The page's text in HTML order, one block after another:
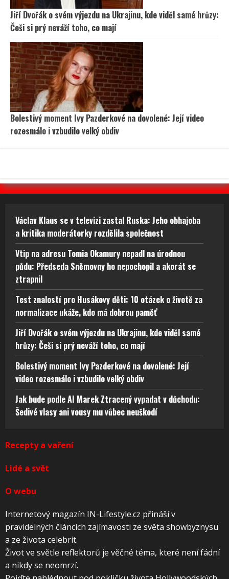
Jiří Dvořák o svém výjezdu na Ukrajinu, kde viděl samé hrůzy:
Češi si prý neváží toho, co mají
Bolestivý moment Ivy Pazderkové na dovolené: Její video
rozesmálo i vzbudilo velký obdiv
Václav Klaus se v televizi zastal Ruska: Jeho obhajoba
a kritika moderátorky rozdělila společnost
Vtip na adresu Tomia Okamury nepadl na úrodnou
půdu: Předseda Sněmovny ho nepochopil a akorát se
ztrapnil
Test znalostí pro Husákovy děti: 10 otázek o životě za
normalizace ukáže, kdo má dobrou paměť
Jiří Dvořák o svém výjezdu na Ukrajinu, kde viděl samé
hrůzy: Češi si prý neváží toho, co mají
Bolestivý moment Ivy Pazderkové na dovolené: Její
video rozesmálo i vzbudilo velký obdiv
Jak bude podle AI Marek Ztracený vypadat v důchodu:
Šedivé vlasy ani vousy mu vůbec neuškodí
Recepty a vaření
Lidé a svět
O webu
Internetový magazín IN-Lifestyle.cz přináší v
pravidelných článcích zajímavosti ze světa showbyznysu
a ze života celebrit.
Život ve světle reflektorů je věčné téma, které není fádní
a nikdy se neomrzí.